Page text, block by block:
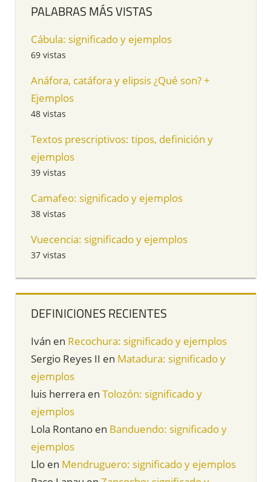
PALABRAS MÁS VISTAS
Cábula: significado y ejemplos
69 vistas
Anáfora, catáfora y elipsis ¿Qué son? +
Ejemplos
48 vistas
Textos prescriptivos: tipos, definición y
ejemplos
39 vistas
Camafeo: significado y ejemplos
38 vistas
Vuecencia: significado y ejemplos
37 vistas
DEFINICIONES RECIENTES
Iván en Recochura: significado y ejemplos
Sergio Reyes II en Matadura: significado y
ejemplos
luis herrera en Tolozón: significado y
ejemplos
Lola Rontano en Banduendo: significado y
ejemplos
Llo en Mendruguero: significado y ejemplos